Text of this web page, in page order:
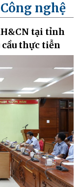
nghệ
tại tỉnh
thực tiễn